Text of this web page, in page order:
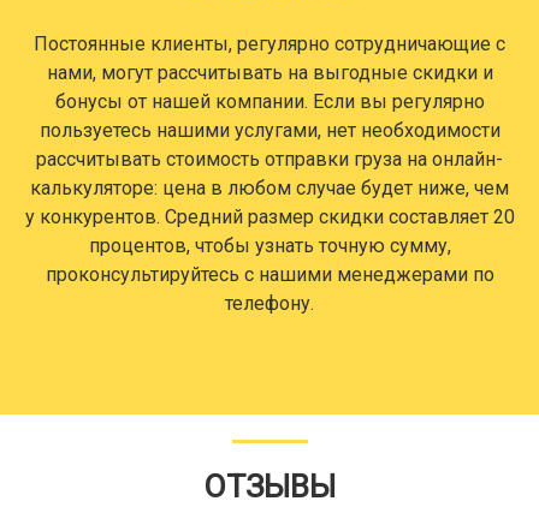
Постоянные клиенты, регулярно сотрудничающие с
нами, могут рассчитывать на выгодные скидки и
бонусы от нашей компании. Если вы регулярно
пользуетесь нашими услугами, нет необходимости
рассчитывать стоимость отправки груза на онлайн-
калькуляторе: цена в любом случае будет ниже, чем
у конкурентов. Средний размер скидки составляет 20
процентов, чтобы узнать точную сумму,
проконсультируйтесь с нашими менеджерами по
телефону.
ОТЗЫВЫ